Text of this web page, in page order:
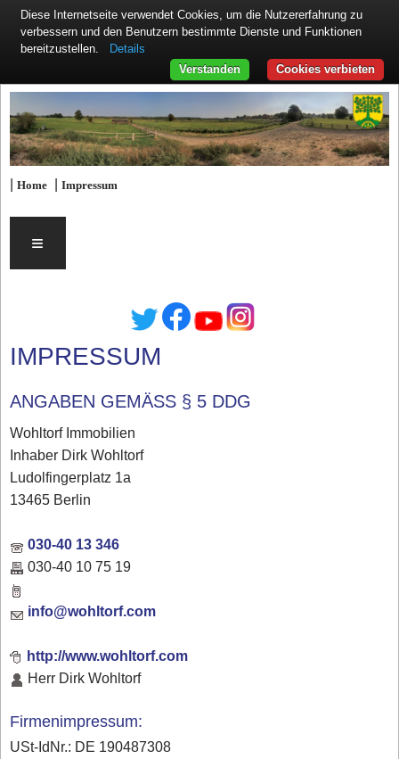
|Home |Impressum
≡
IMPRESSUM
ANGABEN GEMÄSS § 5 DDG
Wohltorf Immobilien
Inhaber Dirk Wohltorf
Ludolfingerplatz 1a
13465 Berlin
030-40 13 346
030-40 10 75 19
info@wohltorf.com
http://www.wohltorf.com
Herr Dirk Wohltorf
Firmenimpressum:
USt-IdNr.: DE 190487308
Diese Internetseite verwendet Cookies, um die Nutzererfahrung zu
verbessern und den Benutzern bestimmte Dienste und Funktionen
bereitzustellen.
Details
Cookies verbieten
Verstanden